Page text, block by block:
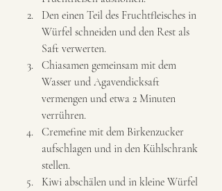
Den einen Teil des Fruchtfleisches in
Würfel schneiden und den Rest als
Saft verwerten.
Chiasamen gemeinsam mit dem
Wasser und Agavendicksaft
vermengen und etwa 2 Minuten
verrühren.
Cremefine mit dem Birkenzucker
aufschlagen und in den Kühlschrank
stellen.
Kiwi abschälen und in kleine Würfel